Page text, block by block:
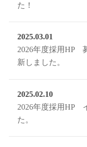
た！
2025.03.01
2026年度採用HP
新しました。
2025.02.10
2026年度採用HP
た。